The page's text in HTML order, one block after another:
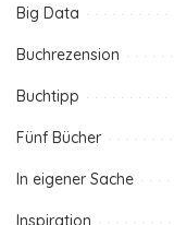
Big Data
Buchrezension
Buchtipp
Fünf Bücher
In eigener Sache
Inspiration